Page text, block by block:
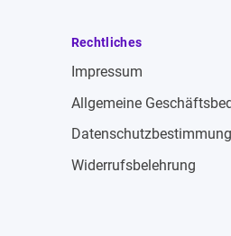
Rechtliches
Impressum
Allgemeine
Widerrufsbelehrung